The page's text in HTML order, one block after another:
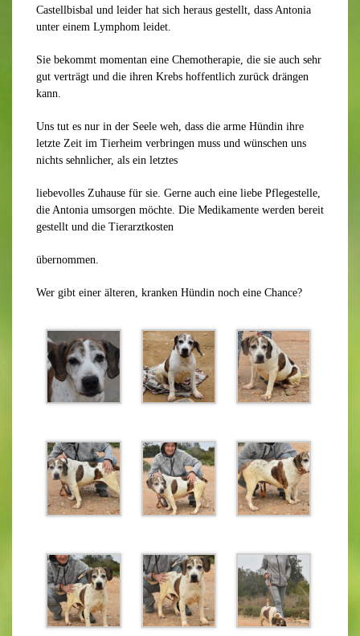
Castellbisbal und leider hat sich heraus gestellt, dass Antonia
unter einem Lymphom leidet.
Sie bekommt momentan eine Chemotherapie, die sie auch sehr
gut verträgt und die ihren Krebs hoffentlich zurück drängen
kann.
Uns tut es nur in der Seele weh, dass die arme Hündin ihre
letzte Zeit im Tierheim verbringen muss und wünschen uns
nichts sehnlicher, als ein letztes
liebevolles Zuhause für sie. Gerne auch eine liebe Pflegestelle,
die Antonia umsorgen möchte. Die Medikamente werden bereit
gestellt und die Tierarztkosten
übernommen.
Wer gibt einer älteren, kranken Hündin noch eine Chance?